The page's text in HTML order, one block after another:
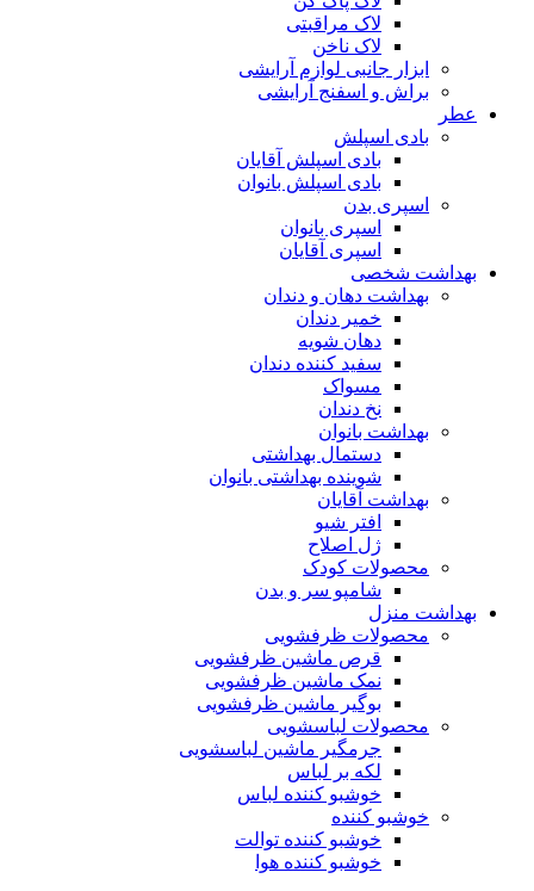
لاک مراقبتی
لاک ناخن
ابزار جانبی لوازم آرایشی
براش و اسفنج آرایشی
عطر
بادی اسپلش
بادی اسپلش آقایان
بادی اسپلش بانوان
اسپری بدن
اسپری بانوان
اسپری آقایان
بهداشت شخصی
بهداشت دهان و دندان
خمیر دندان
دهان شویه
سفید کننده دندان
مسواک
نخ دندان
بهداشت بانوان
دستمال بهداشتی
شوینده بهداشتی بانوان
بهداشت آقایان
افتر شیو
ژل اصلاح
محصولات کودک
شامپو سر و بدن
بهداشت منزل
محصولات ظرفشویی
قرص ماشین ظرفشویی
نمک ماشین ظرفشویی
بوگیر ماشین ظرفشویی
محصولات لباسشویی
جرمگیر ماشین لباسشویی
لکه بر لباس
خوشبو کننده لباس
خوشبو کننده
خوشبو کننده توالت
خوشبو کننده هوا